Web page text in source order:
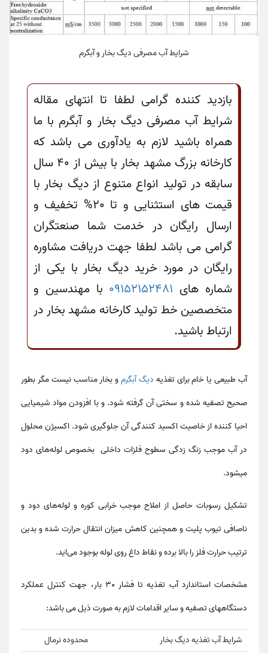
شرایط آب مصرفی دیگ بخار و آبگرم
بازدید کننده گرامی لطفا تا انتهای مقاله
شرایط آب مصرفی دیگ بخار و آبگرم با ما
همراه باشید لازم به یادآوری می باشد که
کارخانه بزرگ مشهد بخار با بیش از 40 سال
سابقه در تولید انواع متنوع از دیگ بخار با
قیمت های استثنایی و تا 20% تخفیف و
ارسال رایگان در خدمت شما صنعتگران
گرامی می باشد لطفا جهت دریافت مشاوره
رایگان در مورد خرید دیگ بخار با یکی از
شماره های 09152152481 با مهندسین و
متخصصین خط تولید کارخانه مشهد بخار در
ارتباط باشید.
آب طبیعی یا خام برای تغذیه دیگ آبگرمو بخار مناسب نیست مگر بطور
صحیح تصفیه شده و سختی آن گرفته شود. و با افزودن مواد شیمیایی
احیا کننده از خاصیت اکسید کنندگی آن جلوگیری شود. اکسیژن محلول
در آب موجب زنگ زدگی سطوح فلزات داخلی بخصوص لوله‌های دود
میشود.
تشکیل رسوبات حاصل از املاح موجب خرابی کوره و لوله‌های دود و
ناصافی تیوب پلیت و همچنین کاهش میزان انتقال حرارت شده و بدین
ترتیب حرارت فلز را بالا برده و نقاط داغ روی لوله بوجود می‌اید.
مشخصات استاندارد آب تغذیه تا فشار 30 بار، جهت کنترل عملکرد
دستگاههای تصفیه و سایر اقدامات لازم به صورت ذیل می باشد:
شرایط آب تغذیه دیگ بخار
محدوده نرمال